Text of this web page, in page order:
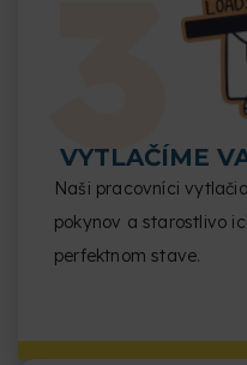
VYTLAČÍME
Naši pracovníci
pokynov a starostlivo
perfektnom stave.